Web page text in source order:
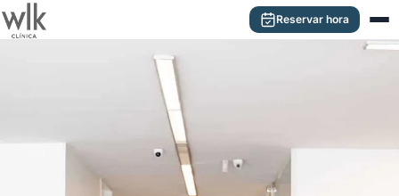
Saltar al contenido principal
Reservar hora